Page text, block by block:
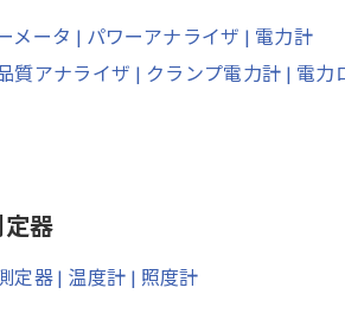
メータ | パワーアナライザ | 電力計
質アナライザ | クランプ電力計 | 電力
器
定器 | 温度計 | 照度計